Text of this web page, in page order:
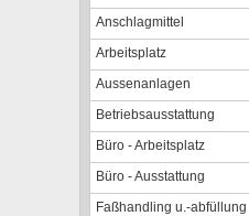
Anschlagmittel
Arbeitsplatz
Aussenanlagen
Betriebsausstattung
Büro - Arbeitsplatz
Büro - Ausstattung
Faßhandling u.-abfüllung